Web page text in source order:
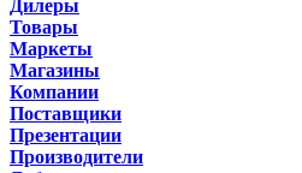
Дилеры
Товары
Маркеты
Магазины
Компании
Поставщики
Презентации
Производители